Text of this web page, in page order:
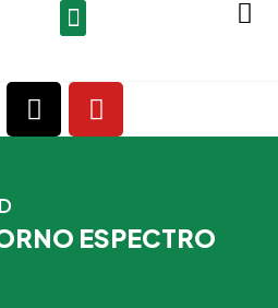
X
-
t
t
t
Y
o
u
b
e
ESPECTRO